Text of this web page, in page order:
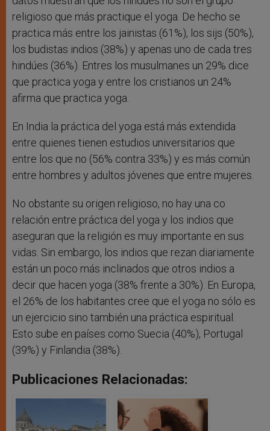
religioso que más practique el yoga. De hecho se
practica más entre los jainistas (61%), los sijs (50%),
los budistas indios (38%) y apenas uno de cada tres
hindúes (36%). Entres los musulmanes un 29% dice
que practica yoga y entre los cristianos un 24%
afirma que practica yoga.
En India la práctica del yoga está más extendida
entre quienes tienen estudios universitarios que
entre los que no (56% contra 33%) y es más común
entre hombres y adultos jóvenes que entre mujeres.
No obstante su origen religioso, no hay una co
relación entre práctica del yoga y los indios que
aseguran que la religión es muy importante en sus
vidas. Sin embargo, los indios que rezan diariamente
están un poco más inclinados que otros indios a
decir que hacen yoga (38% frente a 30%). En Europa,
el 26% de los habitantes cree que el yoga no sólo es
un ejercicio sino también una práctica espiritual.
Esto sube en países como Suecia (40%), Portugal
(39%) y Finlandia (38%).
Publicaciones Relacionadas: